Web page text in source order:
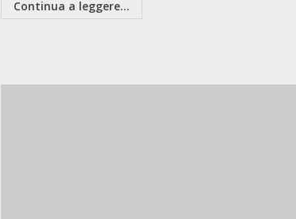
Continua a leggere...